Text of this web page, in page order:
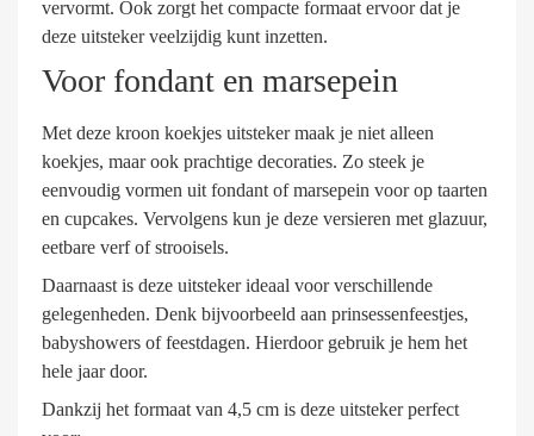
vervormt. Ook zorgt het compacte formaat ervoor dat je
deze uitsteker veelzijdig kunt inzetten.
Voor fondant en marsepein
Met deze kroon koekjes uitsteker maak je niet alleen
koekjes, maar ook prachtige decoraties. Zo steek je
eenvoudig vormen uit fondant of marsepein voor op taarten
en cupcakes. Vervolgens kun je deze versieren met glazuur,
eetbare verf of strooisels.
Daarnaast is deze uitsteker ideaal voor verschillende
gelegenheden. Denk bijvoorbeeld aan prinsessenfeestjes,
babyshowers of feestdagen. Hierdoor gebruik je hem het
hele jaar door.
Dankzij het formaat van 4,5 cm is deze uitsteker perfect